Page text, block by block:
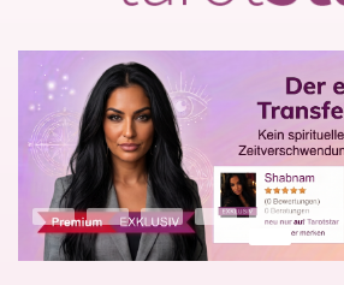
Kunde werden
Berater werden
Kartenlegen Gratisgespräch
Gästebuch